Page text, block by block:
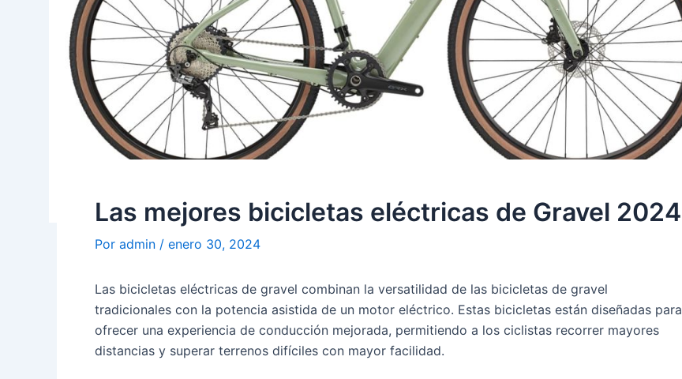
Las mejores bicicletas eléctricas de Gravel 2024
Por admin / enero 30, 2024
Las bicicletas eléctricas de gravel combinan la versatilidad de las bicicletas de gravel
tradicionales con la potencia asistida de un motor eléctrico. Estas bicicletas están diseñadas para
ofrecer una experiencia de conducción mejorada, permitiendo a los ciclistas recorrer mayores
distancias y superar terrenos difíciles con mayor facilidad.